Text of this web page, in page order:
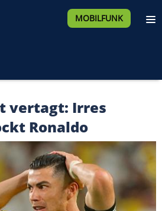
MOBILFUNK
vertagt: Irres
Ronaldo